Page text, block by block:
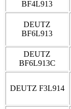
BF4L913
DEUTZ
BF6L913
DEUTZ
BF6L913C
DEUTZ F3L914